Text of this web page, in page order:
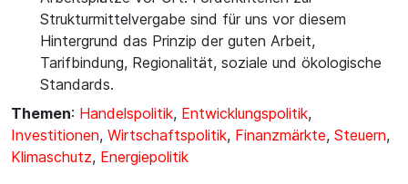
Strukturmittelvergabe sind für uns vor diesem
Hintergrund das Prinzip der guten Arbeit,
Tarifbindung, Regionalität, soziale und ökologische
Standards.
Themen: Handelspolitik, Entwicklungspolitik,
Investitionen, Wirtschaftspolitik, Finanzmärkte, Steuern,
Klimaschutz, Energiepolitik